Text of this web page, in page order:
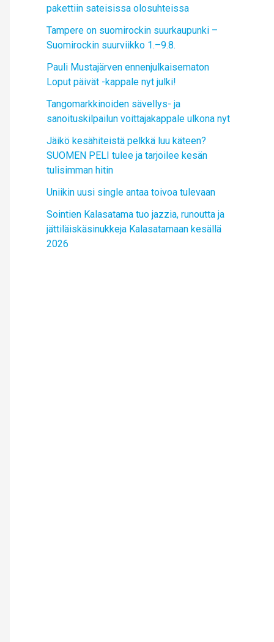
pakettiin sateisissa olosuhteissa
Tampere on suomirockin suurkaupunki –
Suomirockin suurviikko 1.–9.8.
Pauli Mustajärven ennenjulkaisematon
Loput päivät -kappale nyt julki!
Tangomarkkinoiden sävellys- ja
sanoituskilpailun voittajakappale ulkona nyt
Jäikö kesähiteistä pelkkä luu käteen?
SUOMEN PELI tulee ja tarjoilee kesän
tulisimman hitin
Uniikin uusi single antaa toivoa tulevaan
Sointien Kalasatama tuo jazzia, runoutta ja
jättiläiskäsinukkeja Kalasatamaan kesällä
2026